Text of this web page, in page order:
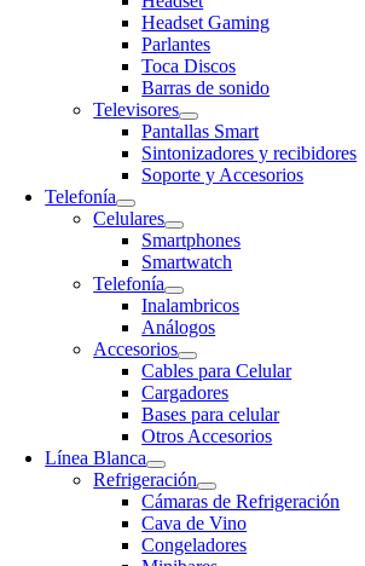
Headset Gaming
Parlantes
Toca Discos
Barras de sonido
Televisores
Pantallas Smart
Sintonizadores y recibidores
Soporte y Accesorios
Telefonía
Celulares
Smartphones
Smartwatch
Telefonía
Inalambricos
Análogos
Accesorios
Cables para Celular
Cargadores
Bases para celular
Otros Accesorios
Línea Blanca
Refrigeración
Cámaras de Refrigeración
Cava de Vino
Congeladores